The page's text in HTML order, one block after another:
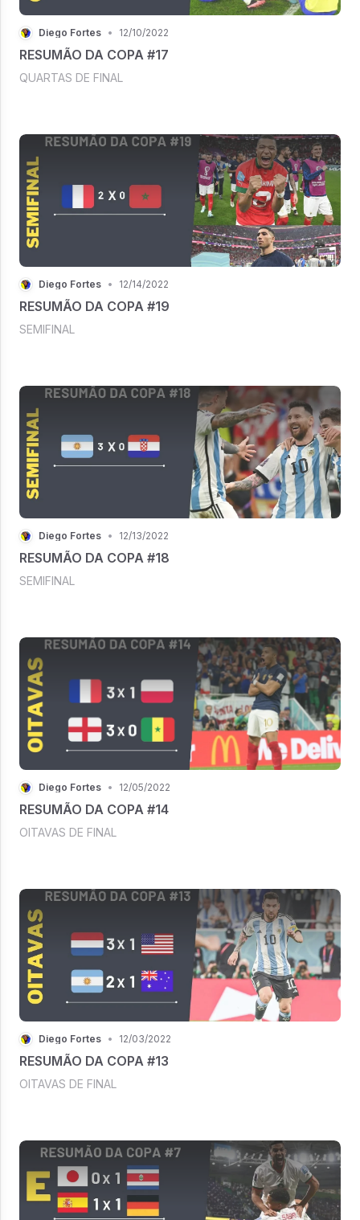
Diego Fortes • 12/10/2022
RESUMÃO DA COPA #17
QUARTAS DE FINAL
Diego Fortes • 12/14/2022
RESUMÃO DA COPA #19
SEMIFINAL
Diego Fortes • 12/13/2022
RESUMÃO DA COPA #18
SEMIFINAL
Diego Fortes • 12/05/2022
RESUMÃO DA COPA #14
OITAVAS DE FINAL
Diego Fortes • 12/03/2022
RESUMÃO DA COPA #13
OITAVAS DE FINAL